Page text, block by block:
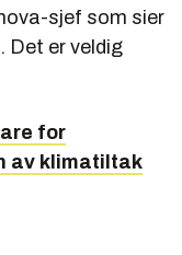
sjef som sier
Det er veldig
for
av klimatiltak